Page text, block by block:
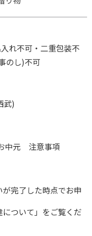
れ不可・二重包装不
のし)不可
武)
中元 注意事項
完了した時点でお申
ついて」をご覧くだ